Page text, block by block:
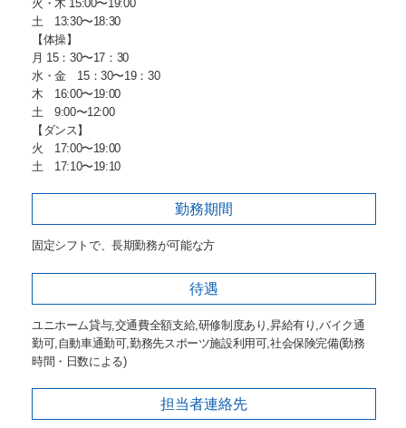
火・木 15:00〜19:00
土 13:30〜18:30
【体操】
月 15：30〜17：30
水・金 15：30〜19：30
木 16:00〜19:00
土 9:00〜12:00
【ダンス】
火 17:00〜19:00
土 17:10〜19:10
勤務期間
固定シフトで、長期勤務が可能な方
待遇
ユニホーム貸与,交通費全額支給,研修制度あり,昇給有り,バイク通
勤可,自動車通勤可,勤務先スポーツ施設利用可,社会保険完備(勤務
時間・日数による)
担当者連絡先